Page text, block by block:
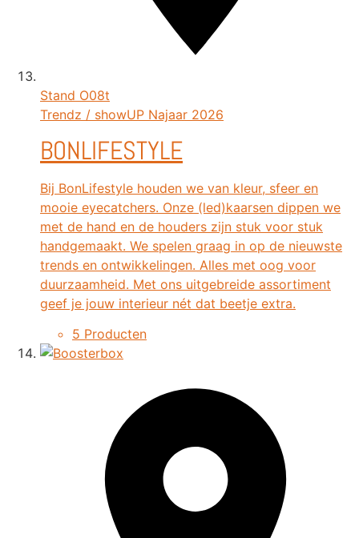
Stand O08t
Trendz / showUP Najaar 2026
BONLIFESTYLE
Bij BonLifestyle houden we van kleur, sfeer en
mooie eyecatchers. Onze (led)kaarsen dippen we
met de hand en de houders zijn stuk voor stuk
handgemaakt. We spelen graag in op de nieuwste
trends en ontwikkelingen. Alles met oog voor
duurzaamheid. Met ons uitgebreide assortiment
geef je jouw interieur nét dat beetje extra.
5 Producten